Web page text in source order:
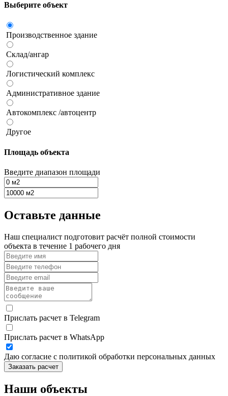
Выберите объект
Производственное здание
Склад/ангар
Логистический комплекс
Административное здание
Автокомплекс /автоцентр
Другое
Площадь объекта
Введите диапазон площади
Оставьте данные
Наш специалист подготовит расчёт полной стоимости
объекта в течение 1 рабочего дня
Прислать расчет в Telegram
Прислать расчет в WhatsApp
Даю согласие с политикой обработки персональных данных
Заказать расчет
Наши объекты